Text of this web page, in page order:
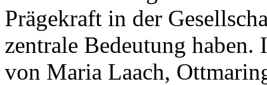
Prägekraft in der
zentrale Bedeutung haben.
von Maria Laach,